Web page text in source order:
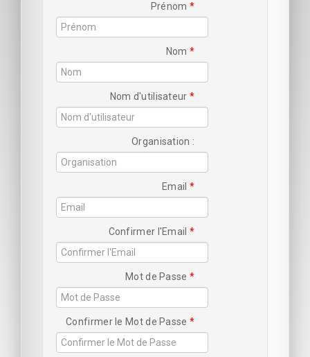
Prénom
Nom
Nom d'utilisateur
Organisation
Email
Confirmer l'Email
Mot de Passe
Confirmer le Mot de Passe